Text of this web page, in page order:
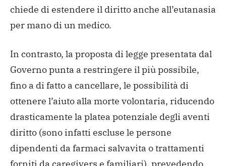
chiede di estendere il diritto anche all’eutanasia
per mano di un medico.
In contrasto, la proposta di legge presentata dal
Governo punta a restringere il più possibile,
fino a di fatto a cancellare, le possibilità di
ottenere l’aiuto alla morte volontaria, riducendo
drasticamente la platea potenziale degli aventi
diritto (sono infatti escluse le persone
dipendenti da farmaci salvavita o trattamenti
forniti da caregivers e familiari), prevedendo